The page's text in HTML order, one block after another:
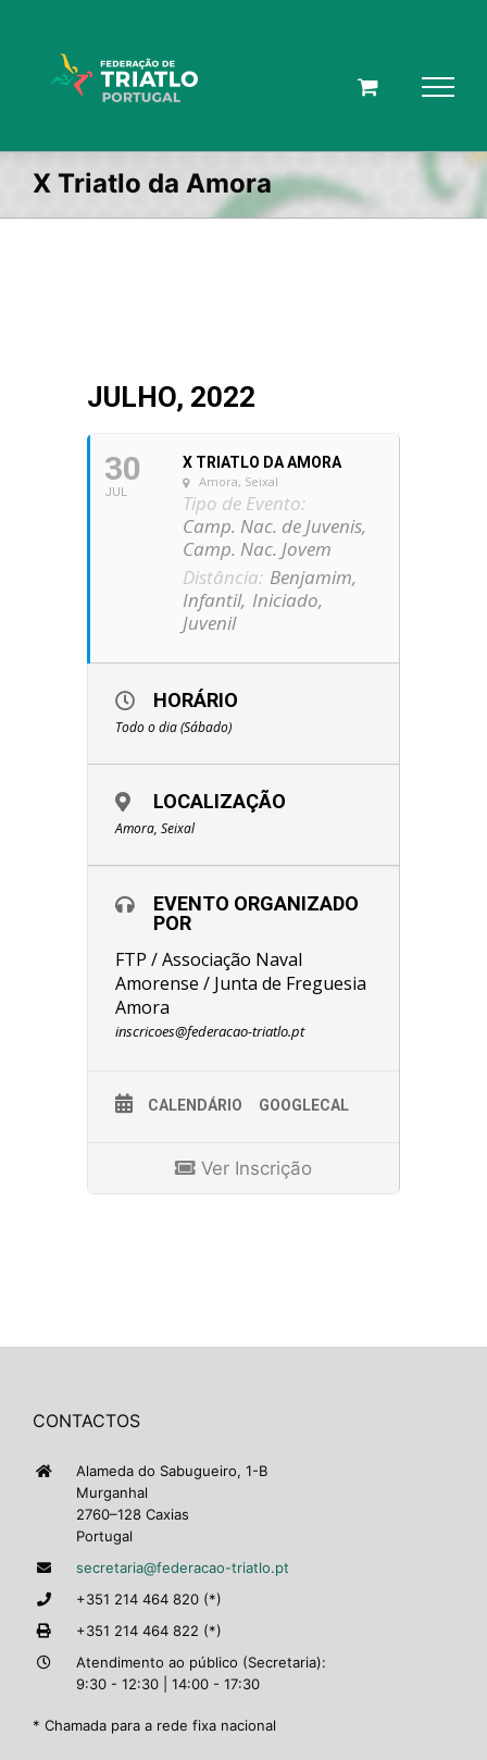
X Triatlo da Amora
JULHO, 2022
30
JUL
X TRIATLO DA AMORA
Amora, Seixal
Tipo de Evento:
Camp. Nac. de Juvenis,
Camp. Nac. Jovem
Distância: Benjamim,
Infantil, Iniciado,
Juvenil
HORÁRIO
Todo o dia (Sábado)
LOCALIZAÇÃO
Amora, Seixal
EVENTO ORGANIZADO
POR
FTP / Associação Naval
Amorense / Junta de Freguesia
Amora
inscricoes@federacao-triatlo.pt
CALENDÁRIO GOOGLECAL
Ver Inscrição
CONTACTOS
Alameda do Sabugueiro, 1-B
Murganhal
2760–128 Caxias
Portugal
secretaria@federacao-triatlo.pt
+351 214 464 820 (*)
+351 214 464 822 (*)
Atendimento ao público (Secretaria):
9:30 - 12:30 | 14:00 - 17:30
* Chamada para a rede fixa nacional